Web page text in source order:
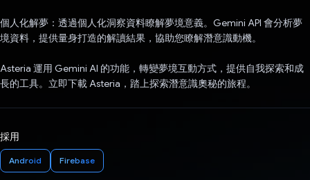
個人化解夢：透過個人化洞察資料瞭解夢境意義。Gemini API 會分析夢
境資料，提供量身打造的解讀結果，協助您瞭解潛意識動機。
Asteria 運用 Gemini AI 的功能，轉變夢境互動方式，提供自我探索和成
長的工具。立即下載 Asteria，踏上探索潛意識奧秘的旅程。
採用
Android Firebase